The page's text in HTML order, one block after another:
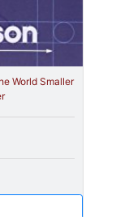
World Smaller